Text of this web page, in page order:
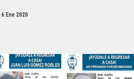
6 Ene 2020